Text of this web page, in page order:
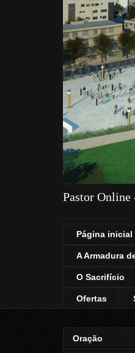
Pastor Online
Página inicial
A Armadura
O Sacrifício
Ofertas
Oração